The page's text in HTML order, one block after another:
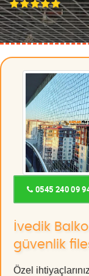
0545 240 09
İvedik
güvenlik
Özel